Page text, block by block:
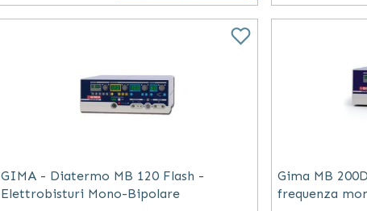
GIMA - Diatermo MB 120 Flash -
Elettrobisturi Mono-Bipolare
Gima MB
frequenza